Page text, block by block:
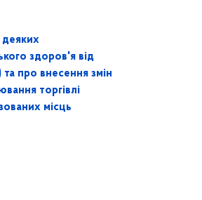
деяких
здоров'я від
про внесення змін
торгівлі
місць